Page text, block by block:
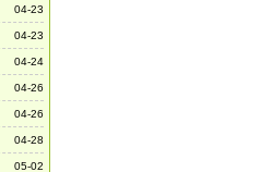
04-23
04-23
04-24
04-26
04-26
04-28
05-02